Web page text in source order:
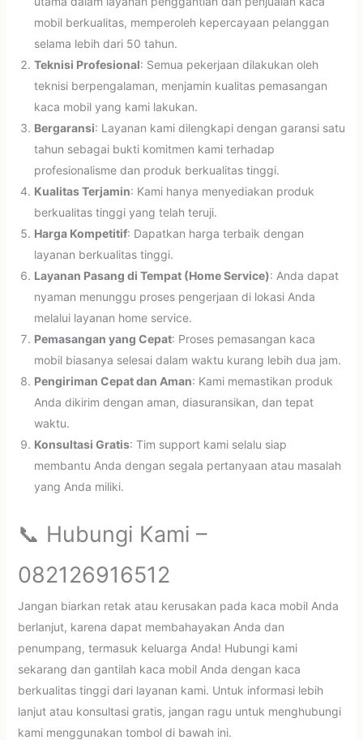
mobil berkualitas, memperoleh kepercayaan pelanggan
selama lebih dari 50 tahun.
Teknisi Profesional: Semua pekerjaan dilakukan oleh
teknisi berpengalaman, menjamin kualitas pemasangan
kaca mobil yang kami lakukan.
Bergaransi: Layanan kami dilengkapi dengan garansi satu
tahun sebagai bukti komitmen kami terhadap
profesionalisme dan produk berkualitas tinggi.
Kualitas Terjamin: Kami hanya menyediakan produk
berkualitas tinggi yang telah teruji.
Harga Kompetitif: Dapatkan harga terbaik dengan
layanan berkualitas tinggi.
Layanan Pasang di Tempat (Home Service): Anda dapat
nyaman menunggu proses pengerjaan di lokasi Anda
melalui layanan home service.
Pemasangan yang Cepat: Proses pemasangan kaca
mobil biasanya selesai dalam waktu kurang lebih dua jam.
Pengiriman Cepat dan Aman: Kami memastikan produk
Anda dikirim dengan aman, diasuransikan, dan tepat
waktu.
Konsultasi Gratis: Tim support kami selalu siap
membantu Anda dengan segala pertanyaan atau masalah
yang Anda miliki.
📞 Hubungi Kami –
082126916512
Jangan biarkan retak atau kerusakan pada kaca mobil Anda
berlanjut, karena dapat membahayakan Anda dan
penumpang, termasuk keluarga Anda! Hubungi kami
sekarang dan gantilah kaca mobil Anda dengan kaca
berkualitas tinggi dari layanan kami. Untuk informasi lebih
lanjut atau konsultasi gratis, jangan ragu untuk menghubungi
kami menggunakan tombol di bawah ini.